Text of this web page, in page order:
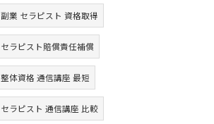
副業 セラピスト 資格取得
セラピスト賠償責任補償
整体資格 通信講座 最短
セラピスト 通信講座 比較